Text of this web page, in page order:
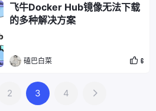
飞牛Docker Hub镜像无法下载
的多种解决方案
磕巴白菜 6
2 3 4